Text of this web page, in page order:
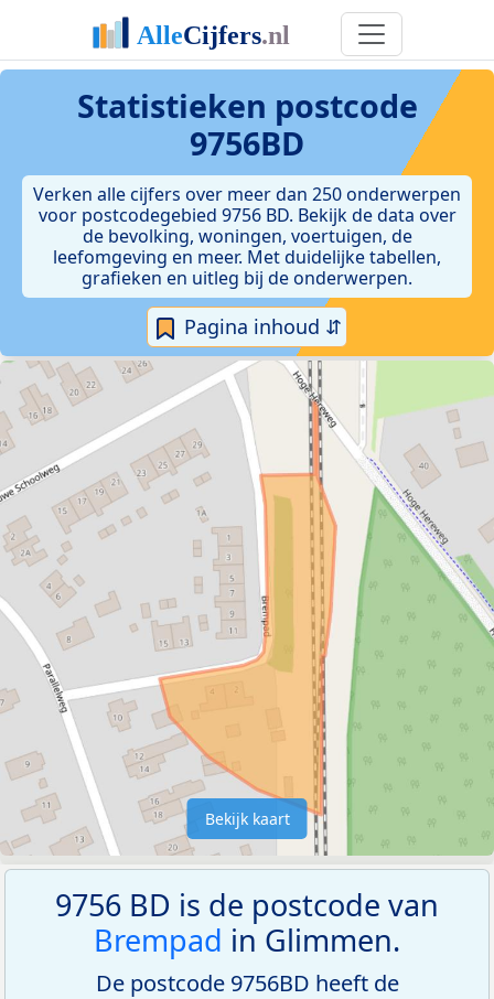
Statistieken postcode
9756BD
Verken alle cijfers over meer dan 250 onderwerpen
voor postcodegebied 9756 BD. Bekijk de data over
de bevolking, woningen, voertuigen, de
leefomgeving en meer. Met duidelijke tabellen,
grafieken en uitleg bij de onderwerpen.
Pagina inhoud ⇵
Bekijk kaart
9756 BD is de postcode van
Brempad in Glimmen.
De postcode 9756BD heeft de